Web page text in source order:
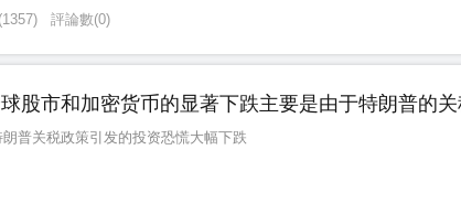
(1357) 評論數(0)
普关税政策引发的投资恐慌大幅下跌